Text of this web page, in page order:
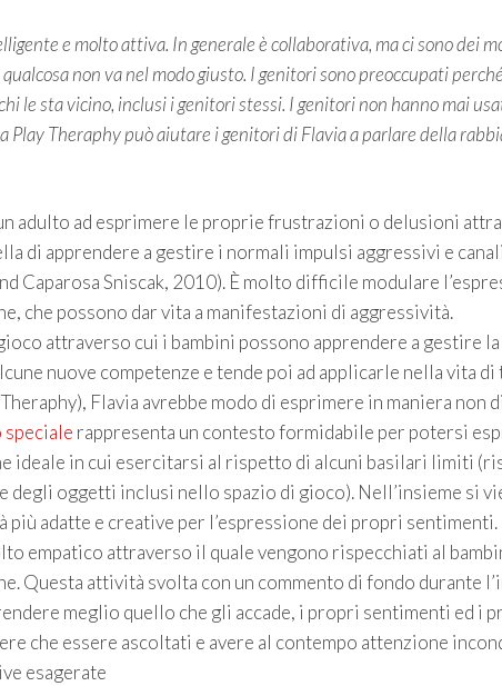
e molto attiva. In generale è collaborativa, ma ci sono dei
non va nel modo giusto. I genitori sono preoccupati
le sta vicino, inclusi i genitori stessi. I genitori non hanno mai
Play Theraphy può aiutare i genitori di Flavia a parlare della
adulto ad esprimere le proprie frustrazioni o delusioni
di apprendere a gestire i normali impulsi aggressivi e
Caparosa Sniscak, 2010). È molto difficile modulare
che possono dar vita a manifestazioni di aggressività.
attraverso cui i bambini possono apprendere a gestire
nuove competenze e tende poi ad applicarle nella vita
Flavia avrebbe modo di esprimere in maniera non
speciale rappresenta un contesto formidabile per potersi
ideale in cui esercitarsi al rispetto di alcuni basilari limiti
degli oggetti inclusi nello spazio di gioco). Nell’insieme si
più adatte e creative per l’espressione dei propri
empatico attraverso il quale vengono rispecchiati al
Questa attività svolta con un commento di fondo durante
meglio quello che gli accade, i propri sentimenti ed i
che essere ascoltati e avere al contempo attenzione
esagerate